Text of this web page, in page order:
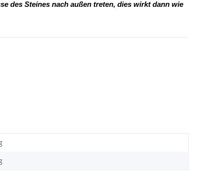
des Steines nach außen treten, dies wirkt dann wie